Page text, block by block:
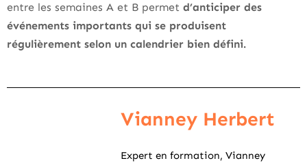
entre les semaines A et B permet d’anticiper des
événements importants qui se produisent
régulièrement selon un calendrier bien défini.
Vianney Herbert
Expert en formation, Vianney